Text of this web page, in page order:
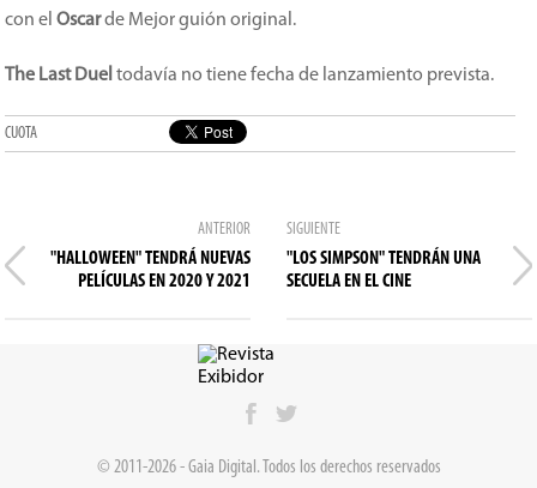
con elOscarde Mejor guión original.
The Last Duel todavía no tiene fecha de lanzamiento prevista.
CUOTA
ANTERIOR
"HALLOWEEN" TENDRÁ NUEVAS
PELÍCULAS EN 2020 Y 2021
SIGUIENTE
"LOS SIMPSON" TENDRÁN UNA
SECUELA EN EL CINE
© 2011-2026 - Gaia Digital. Todos los derechos reservados